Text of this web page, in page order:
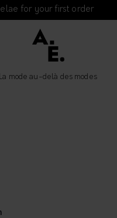
for your first order
La mode au-delà des modes